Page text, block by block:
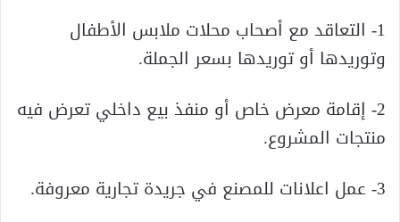
1- التعاقد مع أصحاب محلات ملابس الأطفال
وتوريدها أو توريدها بسعر الجملة.
2- إقامة معرض خاص أو منفذ بيع داخلي تعرض فيه
منتجات المشروع.
3- عمل اعلانات للمصنع في جريدة تجارية معروفة.